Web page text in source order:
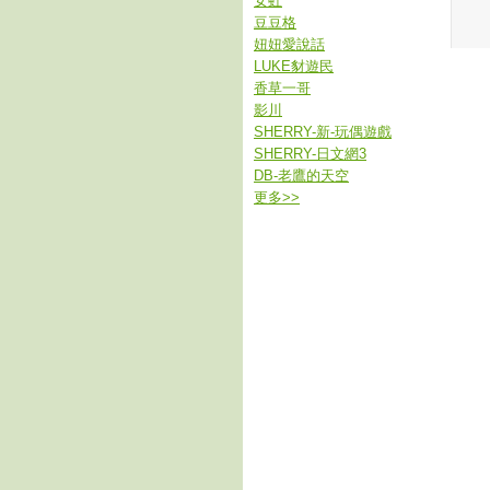
豆豆格
妞妞愛說話
LUKE豺遊民
香草一哥
影川
SHERRY-新-玩偶遊戲
SHERRY-日文網3
DB-老鷹的天空
更多>>